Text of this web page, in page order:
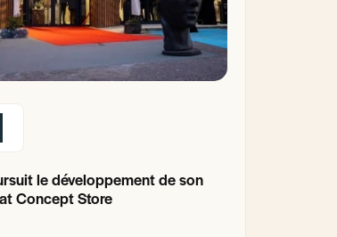
le développement de son
Concept Store